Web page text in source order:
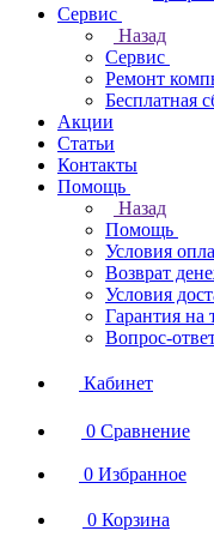
Сервис
Назад
Сервис
Ремонт
Бесплатная
Акции
Статьи
Контакты
Помощь
Назад
Помощь
Условия
Возврат
Условия
Гарантия на
Вопрос-
Кабинет
0 Сравнение
0 Избранное
0 Корзина